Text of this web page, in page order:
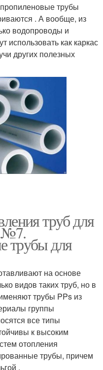
трубы
. А вообще, из
водопроводы и
использовать как каркас
других полезных
труб для
№7.
трубы для
на основе
видов таких труб, но в
трубы PPs из
группы
все типы
к высоким
отопления
трубы, причем
.